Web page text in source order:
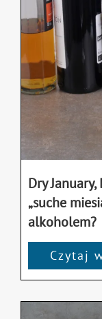
Dry
„suche
alkoholem?
Czytaj